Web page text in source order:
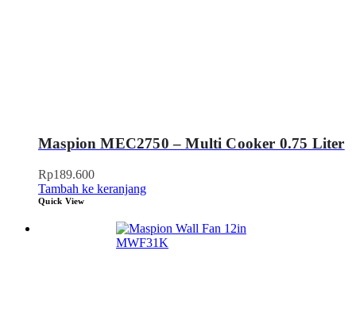
Maspion MEC2750 – Multi Cooker 0.75 Liter
Rp189.600
Tambah ke keranjang
Quick View